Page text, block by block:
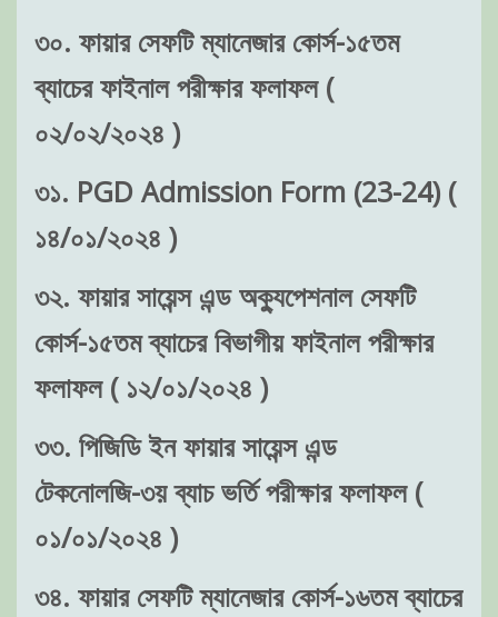
৩০. ফায়ার সেফটি ম্যানেজার কোর্স-১৫তম
ব্যাচের ফাইনাল পরীক্ষার ফলাফল (
০২/০২/২০২৪ )
৩১. PGD Admission Form (23-24) (
১৪/০১/২০২৪ )
৩২. ফায়ার সায়েন্স এন্ড অক্যুপেশনাল সেফটি
কোর্স-১৫তম ব্যাচের বিভাগীয় ফাইনাল পরীক্ষার
ফলাফল ( ১২/০১/২০২৪ )
৩৩. পিজিডি ইন ফায়ার সায়েন্স এন্ড
টেকনোলজি-৩য় ব্যাচ ভর্তি পরীক্ষার ফলাফল (
০১/০১/২০২৪ )
৩৪. ফায়ার সেফটি ম্যানেজার কোর্স-১৬তম ব্যাচের